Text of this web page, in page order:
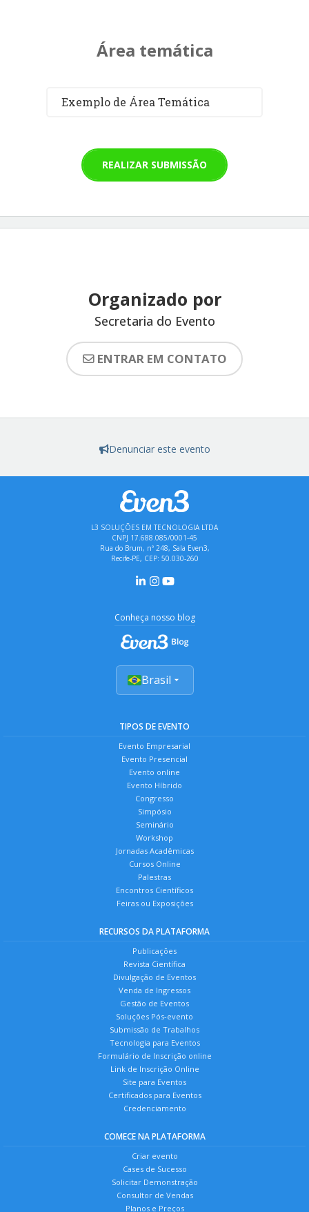
Área temática
Exemplo de Área Temática
REALIZAR SUBMISSÃO
Organizado por
Secretaria do Evento
ENTRAR EM CONTATO
Denunciar este evento
L3 SOLUÇÕES EM TECNOLOGIA LTDA
CNPJ 17.688.085/0001-45
Rua do Brum, nº 248, Sala Even3,
Recife-PE, CEP: 50.030-260
Conheça nosso blog
Brasil
TIPOS DE EVENTO
Evento Empresarial
Evento Presencial
Evento online
Evento Híbrido
Congresso
Simpósio
Seminário
Workshop
Jornadas Acadêmicas
Cursos Online
Palestras
Encontros Científicos
Feiras ou Exposições
RECURSOS DA PLATAFORMA
Publicações
Revista Científica
Divulgação de Eventos
Venda de Ingressos
Gestão de Eventos
Soluções Pós-evento
Submissão de Trabalhos
Tecnologia para Eventos
Formulário de Inscrição online
Link de Inscrição Online
Site para Eventos
Certificados para Eventos
Credenciamento
COMECE NA PLATAFORMA
Criar evento
Cases de Sucesso
Solicitar Demonstração
Consultor de Vendas
Planos e Preços